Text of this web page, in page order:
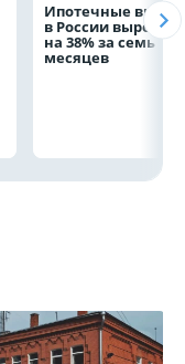
Ипотечные выдачи
в России выросли
на 38% за семь
месяцев